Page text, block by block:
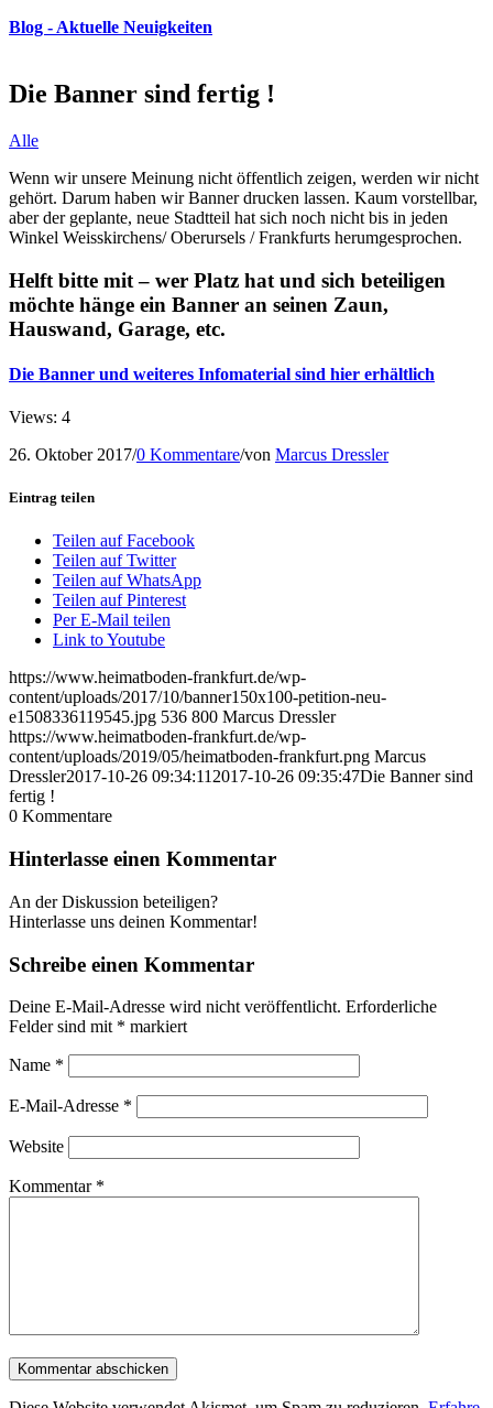
Blog - Aktuelle Neuigkeiten
Die Banner sind fertig !
Alle
Wenn wir unsere Meinung nicht öffentlich zeigen, werden wir nicht
gehört. Darum haben wir Banner drucken lassen. Kaum vorstellbar,
aber der geplante, neue Stadtteil hat sich noch nicht bis in jeden
Winkel Weisskirchens/ Oberursels / Frankfurts herumgesprochen.
Helft bitte mit – wer Platz hat und sich beteiligen
möchte hänge ein Banner an seinen Zaun,
Hauswand, Garage, etc.
Die Banner und weiteres Infomaterial sind hier erhältlich
Views: 4
26. Oktober 2017/0 Kommentare/von Marcus Dressler
Eintrag teilen
Teilen auf Facebook
Teilen auf Twitter
Teilen auf WhatsApp
Teilen auf Pinterest
Per E-Mail teilen
Link to Youtube
https://www.heimatboden-frankfurt.de/wp-
content/uploads/2017/10/banner150x100-petition-neu-
e1508336119545.jpg 536 800 Marcus Dressler
https://www.heimatboden-frankfurt.de/wp-
content/uploads/2019/05/heimatboden-frankfurt.png Marcus
Dressler2017-10-26 09:34:112017-10-26 09:35:47Die Banner sind
fertig !
0 Kommentare
Hinterlasse einen Kommentar
An der Diskussion beteiligen?
Hinterlasse uns deinen Kommentar!
Schreibe einen Kommentar
Deine E-Mail-Adresse wird nicht veröffentlicht. Erforderliche
Felder sind mit * markiert
Name *
E-Mail-Adresse *
Website
Kommentar *